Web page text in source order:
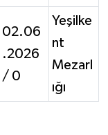
02.06
.2026
/ 0
Yeşilke
nt
Mezarl
ığı